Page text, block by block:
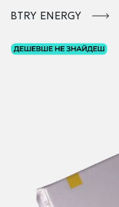
BTRY ENERGY